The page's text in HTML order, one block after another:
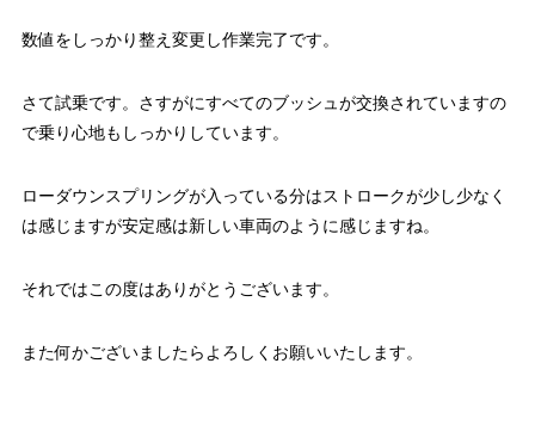
数値をしっかり整え変更し作業完了です。
さて試乗です。さすがにすべてのブッシュが交換されていますの
で乗り心地もしっかりしています。
ローダウンスプリングが入っている分はストロークが少し少なく
は感じますが安定感は新しい車両のように感じますね。
それではこの度はありがとうございます。
また何かございましたらよろしくお願いいたします。